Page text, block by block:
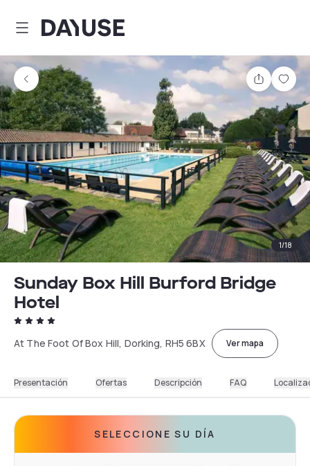
Dayuse
1/18
Sunday Box Hill Burford Bridge
Hotel
At The Foot Of Box Hill, Dorking, RH5 6BX Ver mapa
Presentación Ofertas Descripción FAQ
SELECCIONE SU DÍA